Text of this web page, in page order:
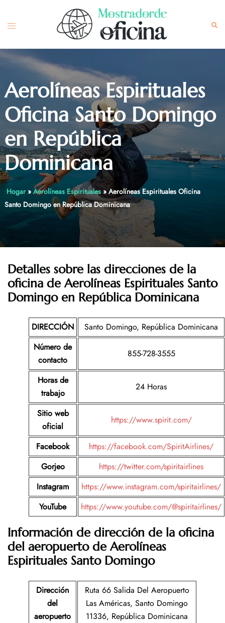
content
Toggle
Aerolíneas Espirituales
Oficina Santo Domingo
en República
Dominicana
Hogar» Aerolíneas Espirituales»Aerolíneas Espirituales Oficina
Santo Domingo en República Dominicana
Detalles sobre las direcciones de la
oficina de Aerolíneas Espirituales Santo
Domingo en República Dominicana
DIRECCIÓN
Santo Domingo, República Dominicana
Número de
contacto
855-728-3555
Horas de
trabajo
24 Horas
Sitio web
oficial
https://www.spirit.com/
Facebook
https://facebook.com/SpiritAirlines/
Gorjeo
https://twitter.com/spiritairlines
Instagram
https://www.instagram.com/spiritairlines/
YouTube
https://www.youtube.com/@spiritairlines/
Información de dirección de la oficina
del aeropuerto de Aerolíneas
Espirituales Santo Domingo
Dirección
del
aeropuerto
Ruta 66 Salida Del Aeropuerto
Las Américas, Santo Domingo
11336, República Dominicana